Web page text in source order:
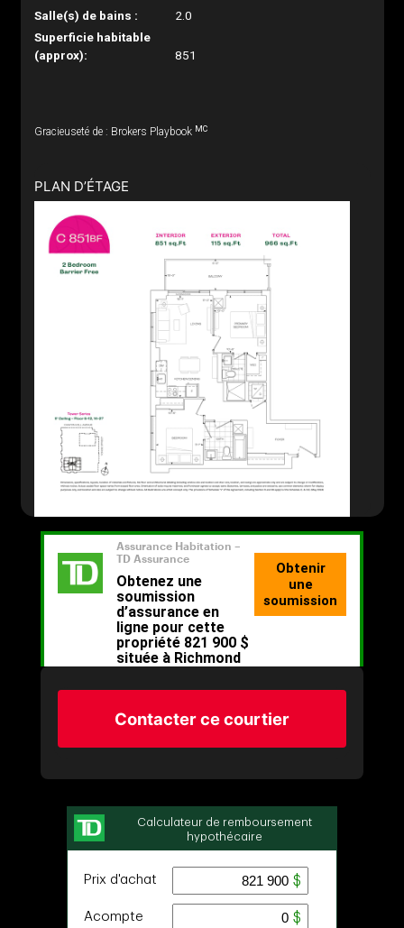
Salle(s) de bains :
2.0
Superficie habitable
(approx):
851
Gracieuseté de : Brokers Playbook MC
PLAN D’ÉTAGE
Contacter ce courtier